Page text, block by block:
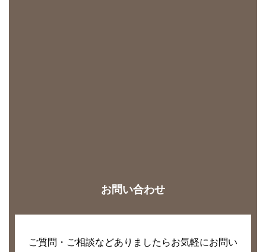
お問い合わせ
ご質問・ご相談などありましたらお気軽にお問い